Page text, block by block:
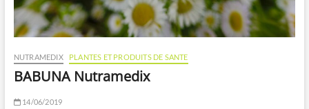
NUTRAMEDIX PLANTES ET PRODUITS DE SANTE
BABUNA Nutramedix
14/06/2019